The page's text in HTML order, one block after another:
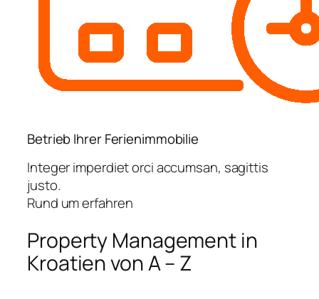
Betrieb Ihrer Ferienimmobilie
Integer imperdiet orci accumsan, sagittis
justo.
Rund um erfahren
Property Management in
Kroatien von A – Z